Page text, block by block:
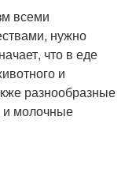
всеми
нужно
что в еде
и
разнообразные
и молочные